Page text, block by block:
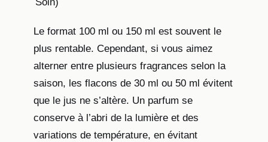
Le format 100 ml ou 150 ml est souvent le
plus rentable. Cependant, si vous aimez
alterner entre plusieurs fragrances selon la
saison, les flacons de 30 ml ou 50 ml évitent
que le jus ne s’altère. Un parfum se
conserve à l’abri de la lumière et des
variations de température, en évitant